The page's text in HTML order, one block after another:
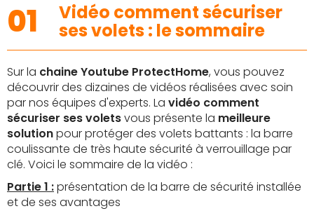
01 Vidéo comment sécuriser
ses volets : le sommaire
Sur la chaine Youtube ProtectHome, vous pouvez
découvrir des dizaines de vidéos réalisées avec soin
par nos équipes d'experts. La vidéo comment
sécuriser ses voletsvous présente la meilleure
solutionpour protéger des volets battants : la barre
coulissante de très haute sécurité à verrouillage par
clé. Voici le sommaire de la vidéo :
Partie 1 :présentation de la barre de sécurité installée
et de ses avantages